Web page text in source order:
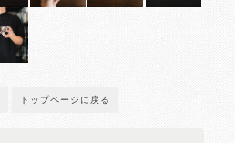
トップページに戻る